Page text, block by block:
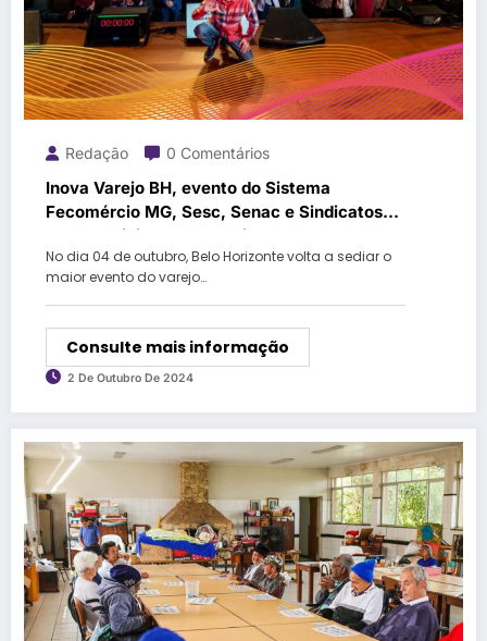
Redação 0 Comentários
Inova Varejo BH, evento do Sistema
Fecomércio MG, Sesc, Senac e Sindicatos
Empresariais, volta ao Minas Centro em
04/10
No dia 04 de outubro, Belo Horizonte volta a sediar o
maior evento do varejo…
Consulte mais informação
2 De Outubro De 2024